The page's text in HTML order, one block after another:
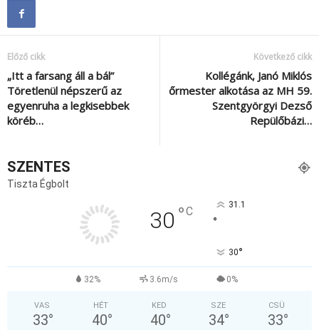
Előző cikk
„Itt a farsang áll a bál”
Töretlenül népszerű az
egyenruha a legkisebbek
köréb…
Következő cikk
Kollégánk, Janó Miklós
őrmester alkotása az MH 59.
Szentgyörgyi Dezső
Repülőbázi…
SZENTES
Tiszta Égbolt
30 °C 31.1
°
30°
32% 3.6m/s 0%
VAS
33°
HÉT
40°
KED
40°
SZE
34°
CSÜ
33°